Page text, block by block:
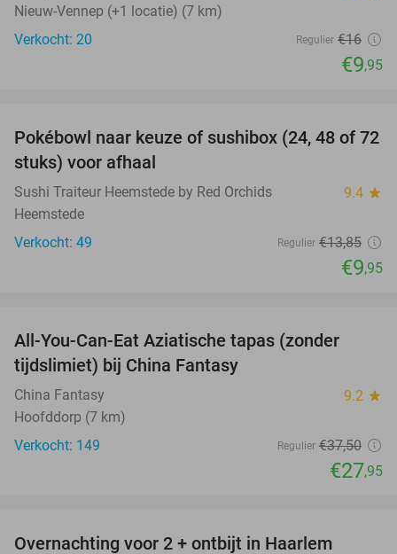
Nieuw-Vennep (+1 locatie) (7 km)
Verkocht: 20
Regulier €16
€9,95
28%
Pokébowl naar keuze of sushibox (24, 48 of 72
stuks) voor afhaal
Sushi Traiteur Heemstede by Red Orchids 9.4 star
Heemstede
Verkocht: 49
Regulier €13,85
€9,95
All-You-Can-Eat Aziatische tapas (zonder
tijdslimiet) bij China Fantasy
China Fantasy 9.2 star
Hoofddorp (7 km)
Verkocht: 149
Regulier €37,50
€27,95
Overnachting voor 2 + ontbijt in Haarlem